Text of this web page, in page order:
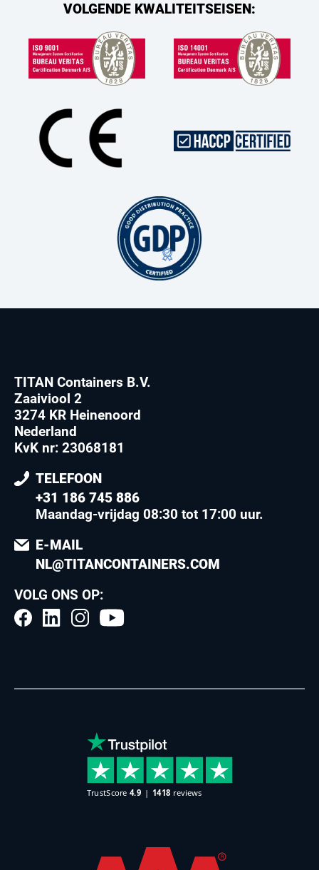
VOLGENDE KWALITEITSEISEN:
TITAN Containers B.V.
Zaaiviool 2
3274 KR Heinenoord
Nederland
KvK nr: 23068181
TELEFOON
+31 186 745 886
Maandag-vrijdag 08:30 tot 17:00 uur.
E-MAIL
NL@TITANCONTAINERS.COM
VOLG ONS OP: